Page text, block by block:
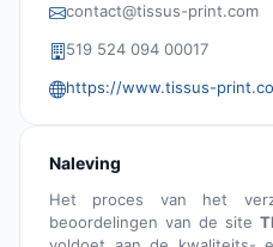
contact@tissus-print.com
519 524 094 00017
https://www.tissus-
Naleving
Het proces van het
beoordelingen van de site